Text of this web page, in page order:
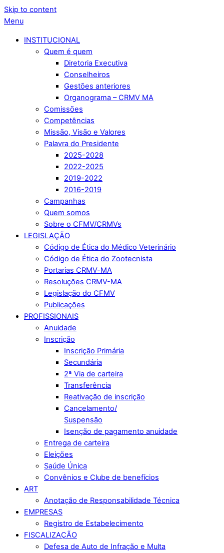
Skip to content
Menu
INSTITUCIONAL
Quem é quem
Diretoria Executiva
Conselheiros
Gestões anteriores
Organograma – CRMV MA
Comissões
Competências
Missão, Visão e Valores
Palavra do Presidente
2025-2028
2022-2025
2019-2022
2016-2019
Campanhas
Quem somos
Sobre o CFMV/CRMVs
LEGISLAÇÃO
Código de Ética do Médico Veterinário
Código de Ética do Zootecnista
Portarias CRMV-MA
Resoluções CRMV-MA
Legislação do CFMV
Publicações
PROFISSIONAIS
Anuidade
Inscrição
Inscrição Primária
Secundária
2ª Via de carteira
Transferência
Reativação de inscrição
Cancelamento/
Suspensão
Isenção de pagamento anuidade
Entrega de carteira
Eleições
Saúde Única
Convênios e Clube de benefícios
ART
Anotação de Responsabilidade Técnica
EMPRESAS
Registro de Estabelecimento
FISCALIZAÇÃO
Defesa de Auto de Infração e Multa